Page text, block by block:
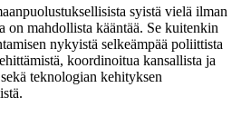
syistä vielä ilman
on mahdollista kääntää. Se kuitenkin
nykyistä selkeämpää poliittista
koordinoitua kansallista ja
teknologian kehityksen